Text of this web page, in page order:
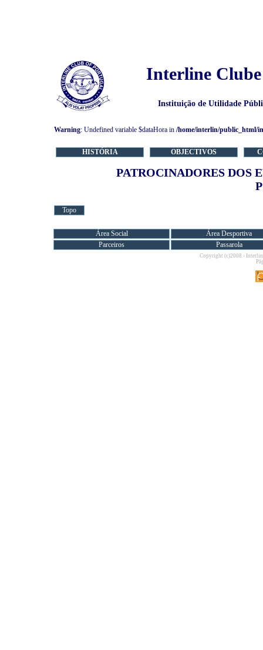
Interline
Instituição de Utilidade
Warning: Undefined variable $dataHora in /home/interlin/public_html/
HISTÓRIA OBJECTIVOS
PATROCINADORES DOS
Topo
Área Social
Área Desportiva
Parceiros
Passarola
Copyright (c)2008 -